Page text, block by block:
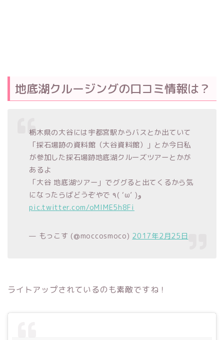
地底湖クルージングの口コミ情報は？
栃木県の大谷には宇都宮駅からバスとか出ていて
「採石場跡の資料館（大谷資料館）」とか今日私
が参加した採石場跡地底湖クルーズツアーとかが
あるよ
「大谷 地底湖ツアー」でググると出てくるから気
になったらばどうぞやで ٩( ‘ω’ )و
pic.twitter.com/oMlME5h8Fi
— もっこす (@moccosmoco) 2017年2月25日
ライトアップされているのも素敵ですね！